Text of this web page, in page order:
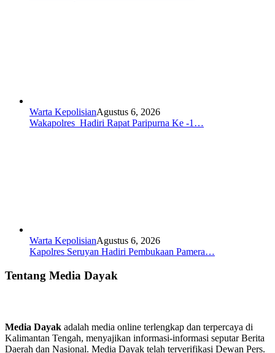
Warta KepolisianAgustus 6, 2026
Wakapolres Hadiri Rapat Paripurna Ke -1…
Warta KepolisianAgustus 6, 2026
Kapolres Seruyan Hadiri Pembukaan Pamera…
Tentang Media Dayak
Media Dayak adalah media online terlengkap dan terpercaya di
Kalimantan Tengah, menyajikan informasi-informasi seputar Berita
Daerah dan Nasional. Media Dayak telah terverifikasi Dewan Pers.